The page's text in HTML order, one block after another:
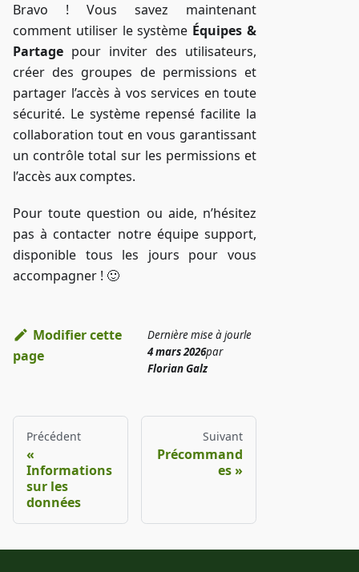
Bravo ! Vous savez maintenant
comment utiliser le système Équipes &
Partage pour inviter des utilisateurs,
créer des groupes de permissions et
partager l’accès à vos services en toute
sécurité. Le système repensé facilite la
collaboration tout en vous garantissant
un contrôle total sur les permissions et
l’accès aux comptes.
Pour toute question ou aide, n’hésitez
pas à contacter notre équipe support,
disponible tous les jours pour vous
accompagner ! 🙂
Modifier cette
page
Dernière mise à jourle
4 mars 2026par
Florian Galz
Précédent
Informations
sur les
données
Suivant
Précommand
es